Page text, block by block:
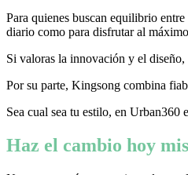
Para quienes buscan equilibrio
diario como para disfrutar al
Si valoras la innovación y el
Por su parte, Kingsong combina
Sea cual sea tu estilo, en
Haz el cambio hoy